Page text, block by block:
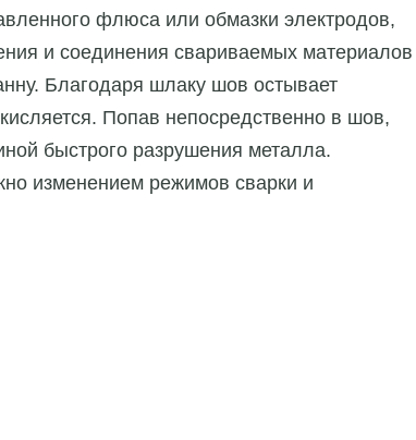
флюса или обмазки электродов,
и соединения свариваемых материалов
Благодаря шлаку шов остывает
Попав непосредственно в шов,
быстрого разрушения металла.
изменением режимов сварки и